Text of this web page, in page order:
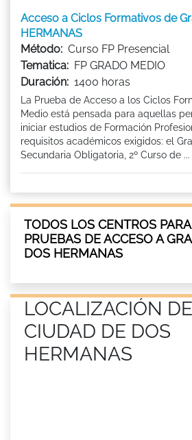
Acceso a Ciclos Formativos de
HERMANAS
Método: Curso FP Presencial
Tematica: FP GRADO MEDIO
Duración: 1400 horas
La Prueba de Acceso a los Ciclos
Medio está pensada para aquellas
iniciar estudios de Formación
requisitos académicos exigidos: el
Secundaria Obligatoria, 2º Curso de ...
TODOS LOS CENTROS
PRUEBAS DE ACCESO A
DOS HERMANAS
LOCALIZACIÓN
CIUDAD DE DOS
HERMANAS